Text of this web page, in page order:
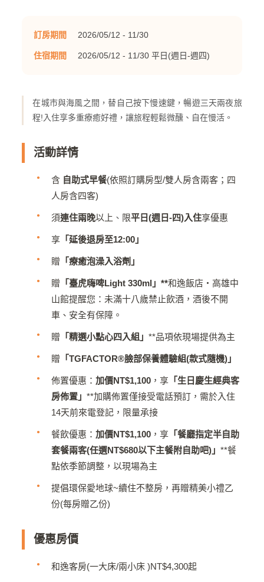
訂房期間 2026/05/12 - 11/30
住宿期間 2026/05/12 - 11/30 平日(週日-週四)
在城市與海風之間，替自己按下慢速鍵，暢遊三天兩夜旅
程!入住享多重療癒好禮，讓旅程輕鬆微醺、自在慢活。
活動詳情
含 自助式早餐(依照訂購房型/雙人房含兩客；四
人房含四客)
須連住兩晚以上 、 限平日(週日-四)入住享優惠
享 「延後退房至12:00」
贈 「療癒泡澡入浴劑」
贈 「臺虎嗨啤Light 330ml」**和逸飯店‧高雄中
山館提醒您：未滿十八歲禁止飲酒，酒後不開
車、安全有保障。
贈 「精選小點心四入組」**品項依現場提供為主
贈 「TGFACTOR®臉部保養體驗組(款式隨機)」
佈置優惠：加價NT$1,100 ，享 「生日慶生經典客
房佈置」**加購佈置僅接受電話預訂，需於入住
14天前來電登記，限量承接
餐飲優惠：加價NT$1,100 ，享 「餐廳指定半自助
套餐兩客(任選NT$680以下主餐附自助吧)」**餐
點依季節調整，以現場為主
提倡環保愛地球~續住不整房，再贈精美小禮乙
份(每房贈乙份)
優惠房價
和逸客房(一大床/兩小床 )NT$4,300起